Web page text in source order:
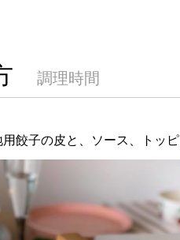
調理時間
用餃子の皮と、ソース、トッピ